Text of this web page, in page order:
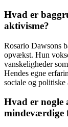
Hvad er
aktivisme?
Rosario Dawsons
opvækst. Hun
vanskeligheder
Hendes egne
sociale og politiske
Hvad er nogle
mindeværdige